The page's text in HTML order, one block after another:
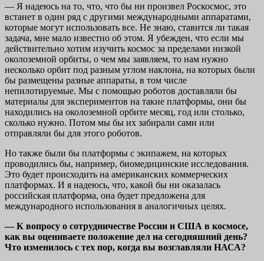
— Я надеюсь на то, что, что бы ни произвел Роскосмос, это
встанет в один ряд с другими международными аппаратами,
которые могут использовать все. Не знаю, ставится ли такая
задача, мне мало известно об этом. Я убежден, что если мы
действительно хотим изучить космос за пределами низкой
околоземной орбиты, о чем мы заявляем, то нам нужно
несколько орбит под разным углом наклона, на которых были
бы размещены разные аппараты, в том числе
непилотируемые. Мы с помощью роботов доставляли бы
материалы для экспериментов на такие платформы, они бы
находились на околоземной орбите месяц, год или столько,
сколько нужно. Потом мы бы их забирали сами или
отправляли бы для этого роботов.
Но также были бы платформы с экипажем, на которых
проводились бы, например, биомедицинские исследования.
Это будет происходить на американских коммерческих
платформах. И я надеюсь, что, какой бы ни оказалась
российская платформа, она будет предложена для
международного использования в аналогичных целях.
— К вопросу о сотрудничестве России и США в космосе,
как вы оцениваете положение дел на сегодняшний день?
Что изменилось с тех пор, когда вы возглавляли НАСА?